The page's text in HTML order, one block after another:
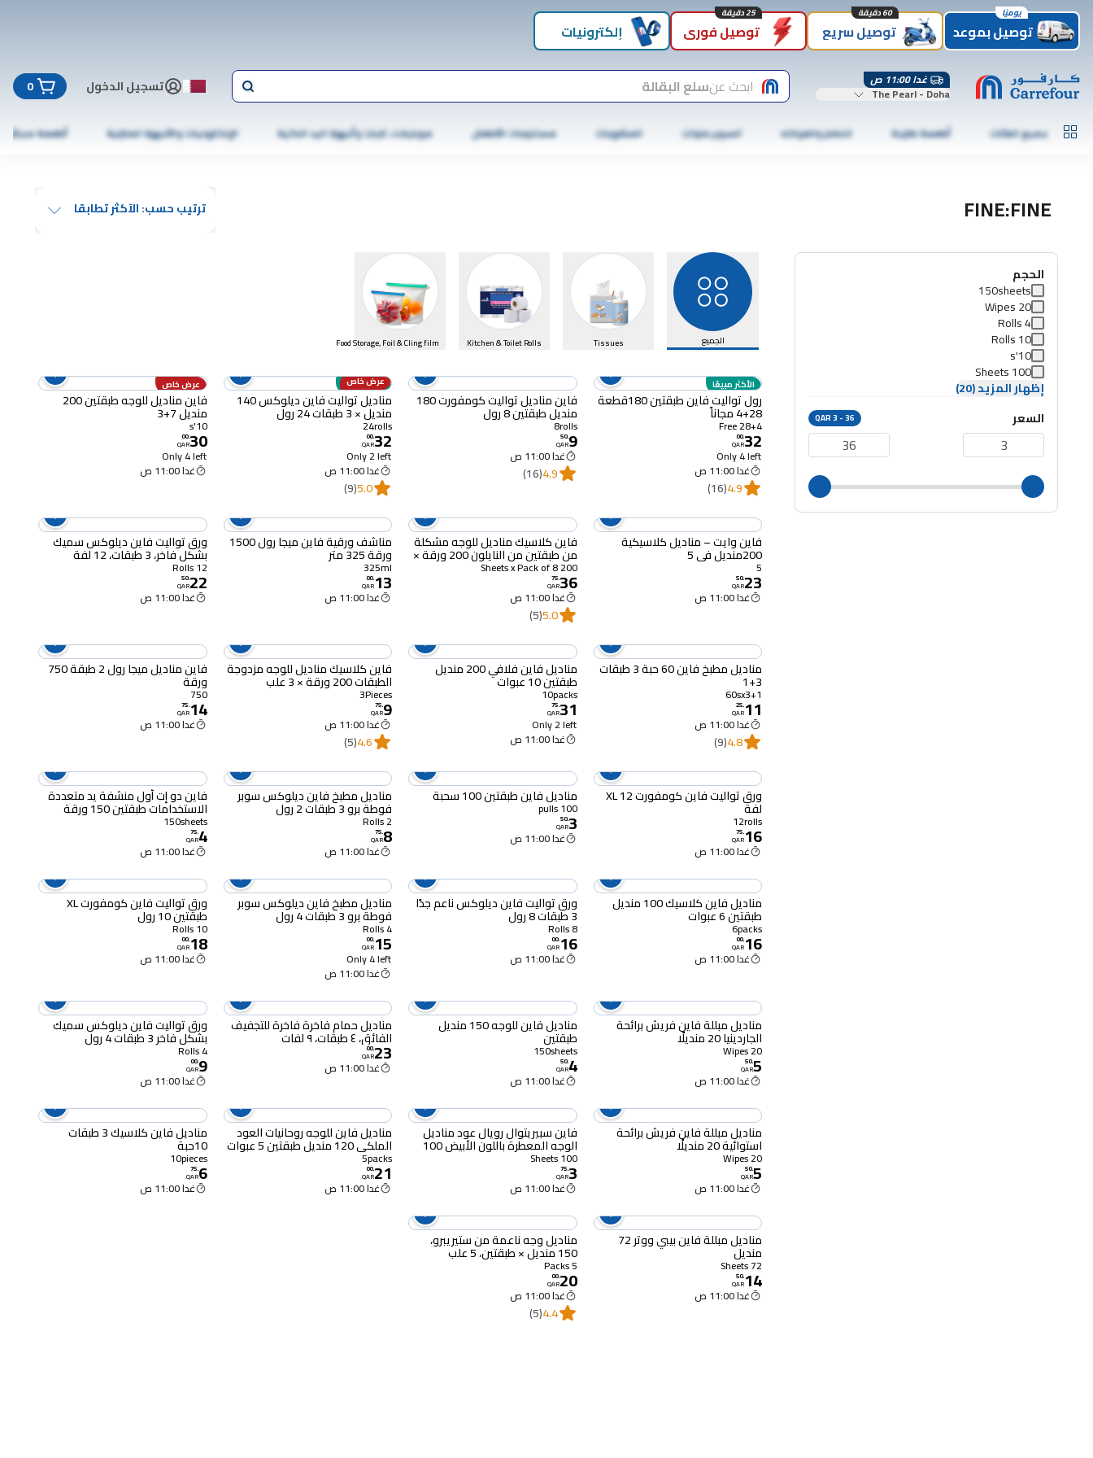
توصيل بموعد
يوميًا
توصيل سريع
60 دقيقة
توصيل فوري
25 دقيقة
إلكترونيات
غدا 11:00 ص
The Pearl - Doha ابحث عنسلع البقالة تسجيل الدخول 0
جميع الفئات أطعمة طازجة الخضار والفواكه السوبر ماركت المشروبات مستلزمات الأطفال موبايلات، تابلت وأجهزة اليد الذكية الإلكترونيات والأجهزة المنزلية أطعمة مجمّدة
FINE:FINE ترتيب حسب: الآكثر تطابقا
الحجم
150sheets
20 Wipes
4 Rolls
10 Rolls
10's
100 Sheets
إظهار المزيد (20)
السعر
QAR 3 - 36
الجميع Tissues
Kitchen & Toilet Rolls
Food Storage, Foil & Cling film
الأكثر مبيعًا
رول تواليت فاين طبقتين 180قطعة
28+4 مجاناً
28+4 Free
32
.
00
QAR
Only 4 left
غدا 11:00 ص
4.9
(16)
فاين مناديل تواليت كومفورت 180
منديل طبقتين 8 رول
8rolls
9
.
50
QAR
غدا 11:00 ص
4.9
(16)
الأكثر مبيعًا
عرض خاص
مناديل تواليت فاين ديلوكس 140
منديل × 3 طبقات 24 رول
24rolls
32
.
00
QAR
Only 2 left
غدا 11:00 ص
5.0
(9)
عرض خاص
فاين مناديل للوجه طبقتين 200
منديل 7+3
10's
30
.
00
QAR
Only 4 left
غدا 11:00 ص
فاين وايت – مناديل كلاسيكية
200منديل فى 5
5
23
.
50
QAR
غدا 11:00 ص
فاين كلاسيك مناديل للوجه مشكلة
من طبقتين من النايلون 200 ورقة ×
8 حزم
200 Sheets x Pack of 8
36
.
75
QAR
غدا 11:00 ص
5.0
(5)
مناشف ورقية فاين ميجا رول 1500
ورقة 325 متر
325ml
13
.
00
QAR
غدا 11:00 ص
ورق تواليت فاين ديلوكس سميك
بشكل فاخر، 3 طبقات، 12 لفة
12 Rolls
22
.
50
QAR
غدا 11:00 ص
مناديل مطبخ فاين 60 حبة 3 طبقات
3+1
60sx3+1
11
.
25
QAR
غدا 11:00 ص
4.8
(9)
مناديل فاين فلافي 200 منديل
طبقتين 10 عبوات
10packs
31
.
75
QAR
Only 2 left
غدا 11:00 ص
فاين كلاسيك مناديل للوجه مزدوجة
الطبقات 200 ورقة × 3 علب
3Pieces
9
.
75
QAR
غدا 11:00 ص
4.6
(5)
فاين مناديل ميجا رول 2 طبقة 750
ورقة
750
14
.
75
QAR
غدا 11:00 ص
ورق تواليت فاين كومفورت XL 12
لفة
12rolls
16
.
75
QAR
غدا 11:00 ص
مناديل فاين طبقتين 100 سحبة
100 pulls
3
.
50
QAR
غدا 11:00 ص
مناديل مطبخ فاين ديلوكس سوبر
فوطة برو 3 طبقات 2 رول
2 Rolls
8
.
75
QAR
غدا 11:00 ص
فاين دو إت أول منشفة يد متعددة
الاستخدامات طبقتين 150 ورقة
150sheets
4
.
75
QAR
غدا 11:00 ص
مناديل فاين كلاسيك 100 منديل
طبقتين 6 عبوات
6packs
16
.
00
QAR
غدا 11:00 ص
ورق تواليت فاين ديلوكس ناعم جدًا
3 طبقات 8 رول
8 Rolls
16
.
00
QAR
غدا 11:00 ص
مناديل مطبخ فاين ديلوكس سوبر
فوطة برو 3 طبقات 4 رول
4 Rolls
15
.
00
QAR
Only 4 left
غدا 11:00 ص
ورق تواليت فاين كومفورت XL
طبقتين 10 رول
10 Rolls
18
.
00
QAR
غدا 11:00 ص
مناديل مبللة فاين فريش برائحة
الجاردينيا 20 منديلًا
20 Wipes
5
.
50
QAR
غدا 11:00 ص
مناديل فاين للوجه 150 منديل
طبقتين
150sheets
4
.
50
QAR
غدا 11:00 ص
مناديل حمام فاخرة فاخرة للتجفيف
الفائق، ٤ طبقات، ٩ لفات
23
.
00
QAR
غدا 11:00 ص
ورق تواليت فاين ديلوكس سميك
بشكل فاخر 3 طبقات 4 رول
4 Rolls
9
.
00
QAR
غدا 11:00 ص
مناديل مبللة فاين فريش برائحة
استوائية 20 منديلًا
20 Wipes
5
.
50
QAR
غدا 11:00 ص
فاين سبيريتوال رويال عود مناديل
الوجه المعطرة باللون الأبيض 100
منديل
100 Sheets
3
.
75
QAR
غدا 11:00 ص
مناديل فاين للوجه روحانيات العود
الملكي 120 منديل طبقتين 5 عبوات
5packs
21
.
00
QAR
غدا 11:00 ص
مناديل فاين كلاسيك 3 طبقات
10حبة
10pieces
6
.
75
QAR
غدا 11:00 ص
مناديل مبللة فاين بيبي ووتر 72
منديل
72 Sheets
14
.
50
QAR
غدا 11:00 ص
مناديل وجه ناعمة من ستيريبرو،
150 منديل × طبقتين، 5 علب
5 Packs
20
.
00
QAR
غدا 11:00 ص
4.4
(5)